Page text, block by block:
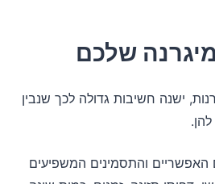
ישנה חשיבות גדולה לכך שנבין
האפשריים והתסמינים המשפיעים